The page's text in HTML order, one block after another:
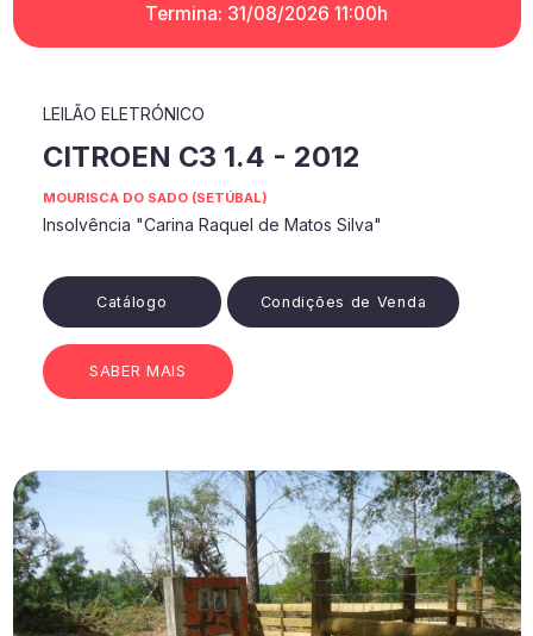
Termina: 31/08/2026 11:00h
LEILÃO ELETRÓNICO
CITROEN C3 1.4 - 2012
MOURISCA DO SADO (SETÚBAL)
Insolvência "Carina Raquel de Matos Silva"
Catálogo Condições de Venda
SABER MAIS